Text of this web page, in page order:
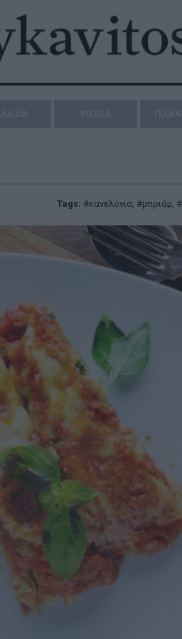
Tags: κανελόνια, μπριάμ,